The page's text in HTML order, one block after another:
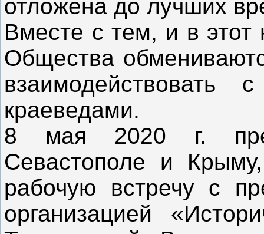
отложена до лучших
Вместе с тем, и в этот
Общества
краеведами.
8 мая 2020 г.
Севастополе и
рабочую встречу с
организацией